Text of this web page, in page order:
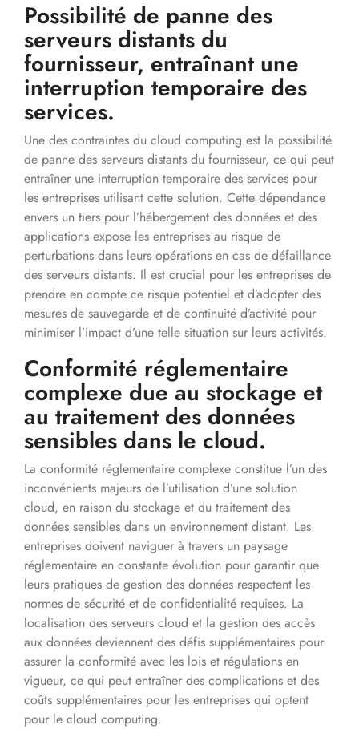
Possibilité de panne des
serveurs distants du
fournisseur, entraînant une
interruption temporaire des
services.
Une des contraintes du cloud computing est la possibilité
de panne des serveurs distants du fournisseur, ce qui peut
entraîner une interruption temporaire des services pour
les entreprises utilisant cette solution. Cette dépendance
envers un tiers pour l’hébergement des données et des
applications expose les entreprises au risque de
perturbations dans leurs opérations en cas de défaillance
des serveurs distants. Il est crucial pour les entreprises de
prendre en compte ce risque potentiel et d’adopter des
mesures de sauvegarde et de continuité d’activité pour
minimiser l’impact d’une telle situation sur leurs activités.
Conformité réglementaire
complexe due au stockage et
au traitement des données
sensibles dans le cloud.
La conformité réglementaire complexe constitue l’un des
inconvénients majeurs de l’utilisation d’une solution
cloud, en raison du stockage et du traitement des
données sensibles dans un environnement distant. Les
entreprises doivent naviguer à travers un paysage
réglementaire en constante évolution pour garantir que
leurs pratiques de gestion des données respectent les
normes de sécurité et de confidentialité requises. La
localisation des serveurs cloud et la gestion des accès
aux données deviennent des défis supplémentaires pour
assurer la conformité avec les lois et régulations en
vigueur, ce qui peut entraîner des complications et des
coûts supplémentaires pour les entreprises qui optent
pour le cloud computing.